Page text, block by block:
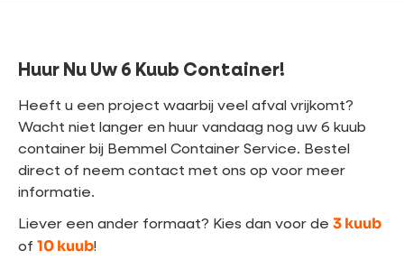
Huur Nu Uw 6 Kuub Container!
Heeft u een project waarbij veel afval vrijkomt?
Wacht niet langer en huur vandaag nog uw 6 kuub
container bij Bemmel Container Service. Bestel
direct of neem contact met ons op voor meer
informatie.
Liever een ander formaat? Kies dan voor de 3 kuub
of 10 kuub!